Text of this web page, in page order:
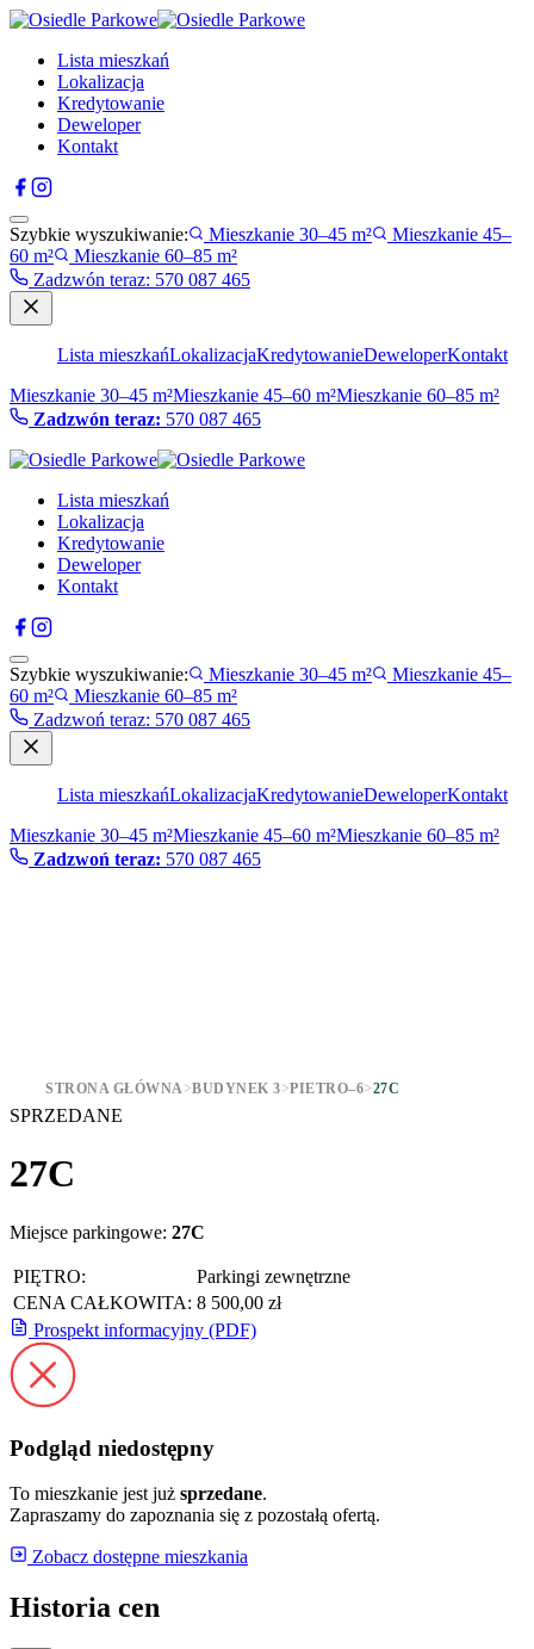
Lista mieszkań
Lokalizacja
Kredytowanie
Deweloper
Kontakt
Szybkie wyszukiwanie: Mieszkanie 30–45 m²
Mieszkanie 45–
60 m²
Mieszkanie 60–85 m²
Zadzwón teraz: 570 087 465
Lista mieszkańLokalizacjaKredytowanieDeweloperKontakt
Mieszkanie 30–45 m²Mieszkanie 45–60 m²Mieszkanie 60–85 m²
Zadzwón teraz: 570 087 465
Lista mieszkań
Lokalizacja
Kredytowanie
Deweloper
Kontakt
Szybkie wyszukiwanie: Mieszkanie 30–45 m²
Mieszkanie 45–
60 m²
Mieszkanie 60–85 m²
Zadzwoń teraz: 570 087 465
Lista mieszkańLokalizacjaKredytowanieDeweloperKontakt
Mieszkanie 30–45 m²Mieszkanie 45–60 m²Mieszkanie 60–85 m²
Zadzwoń teraz: 570 087 465
STRONA GŁÓWNA>BUDYNEK 3>PIETRO–6>27C
SPRZEDANE
27C
Miejsce parkingowe: 27C
PIĘTRO:
Parkingi zewnętrzne
CENA CAŁKOWITA: 8 500,00 zł
Prospekt informacyjny (PDF)
Podgląd niedostępny
To mieszkanie jest już sprzedane.
Zapraszamy do zapoznania się z pozostałą ofertą.
Zobacz dostępne mieszkania
Historia cen